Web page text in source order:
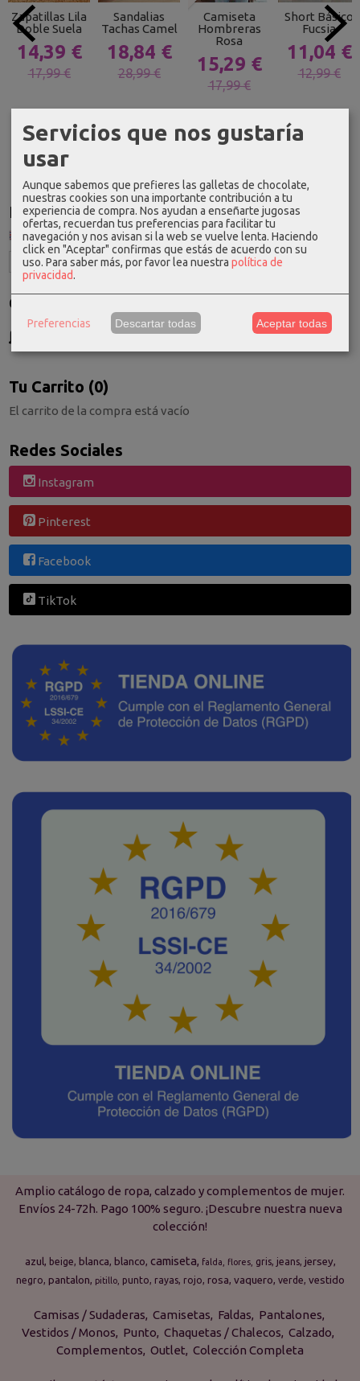
Idioma
Costes de Envío
GRATIS *
Tu Carrito (0)
El carrito de la compra está vacío
Redes Sociales
Instagram
Pinterest
Facebook
TikTok
Zapatillas Lila
Doble Suela
14,39 €
17,99 €
Sandalias
Tachas Camel
18,84 €
28,99 €
Camiseta
Hombreras
Rosa
15,29 €
17,99 €
Short Básico
Fucsia
11,04 €
12,99 €
Amplio catálogo de ropa, calzado y complementos de mujer.
Envíos 24-72h. Pago 100% seguro. ¡Descubre nuestra nueva
colección!
azul beige blanca blanco camiseta falda flores gris jeans jersey
negro pantalon pitillo punto rayas rojo rosa vaquero verde vestido
Camisas / Sudaderas Camisetas Faldas
Pantalones
Vestidos / Monos
Punto Chaquetas / Chalecos Calzado
Complementos Outlet Colección Completa
Servicios que nos gustaría
usar
Aunque sabemos que prefieres las galletas de chocolate,
nuestras cookies son una importante contribución a tu
experiencia de compra. Nos ayudan a enseñarte jugosas
ofertas, recuerdan tus preferencias para facilitar tu
navegación y nos avisan si la web se vuelve lenta. Haciendo
click en "Aceptar" confirmas que estás de acuerdo con su
uso. Para saber más, por favor lea nuestra política de
privacidad.
Preferencias Descartar todas Aceptar todas